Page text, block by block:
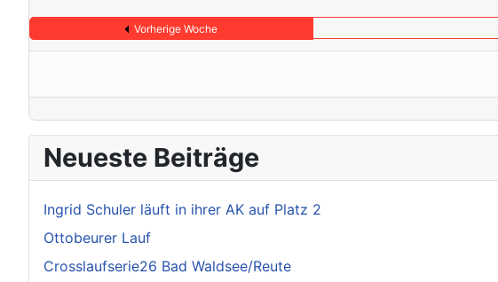
Vorherige Woche
Neueste Beiträge
Ingrid Schuler läuft in ihrer AK auf Platz 2
Ottobeurer Lauf
Crosslaufserie26 Bad Waldsee/Reute